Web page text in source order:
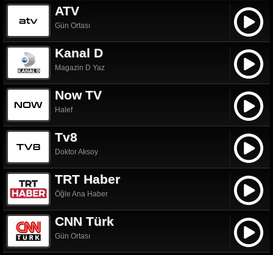
ATV
Gün Ortası
Kanal D
Magazin D Yaz
Now TV
Halef
Tv8
Doktor Aksoy
TRT Haber
Öğle Ana Haber
CNN Türk
Gün Ortası